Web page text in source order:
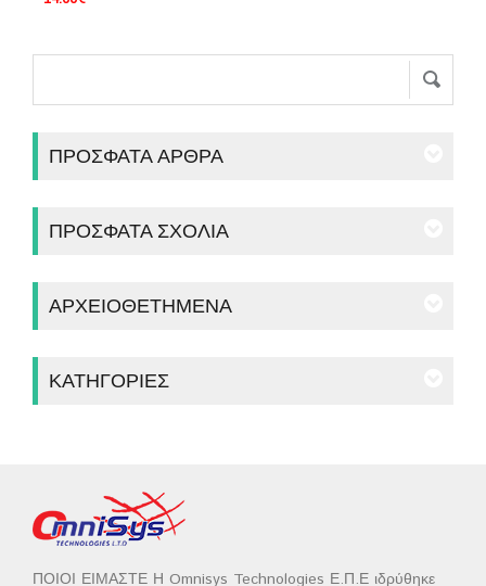
ΠΡΌΣΦΑΤΑ ΆΡΘΡΑ
ΠΡΌΣΦΑΤΑ ΣΧΌΛΙΑ
ΑΡΧΕΙΟΘΕΤΗΜΈΝΑ
ΚΑΤΗΓΟΡΊΕΣ
ΠΟΙΟΙ ΕΙΜΑΣΤΕ Η Omnisys Technologies Ε.Π.Ε ιδρύθηκε